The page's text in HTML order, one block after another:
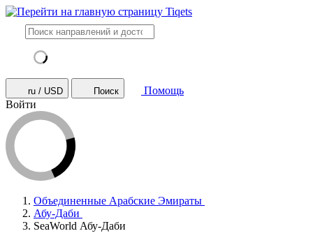
ru / USD Поиск
Помощь
Войти
Объединенные Арабские Эмираты
Абу-Даби
SeaWorld Абу-Даби